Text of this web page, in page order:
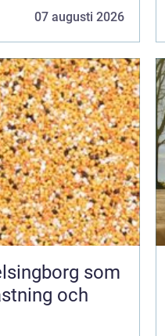
07 augusti 2026
som
och